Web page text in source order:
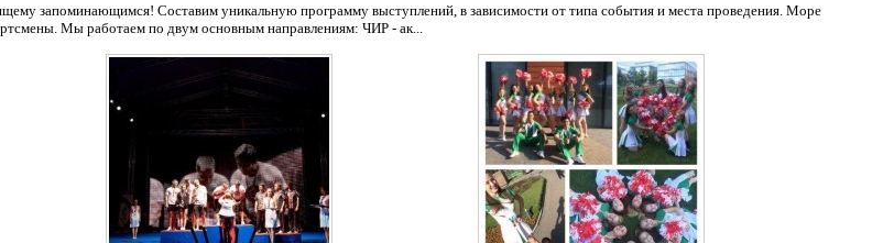
запоминающимся! Составим уникальную программу выступлений, в зависимости от типа события и места проведения. Море
Мы работаем по двум основным направлениям: ЧИР - ак...